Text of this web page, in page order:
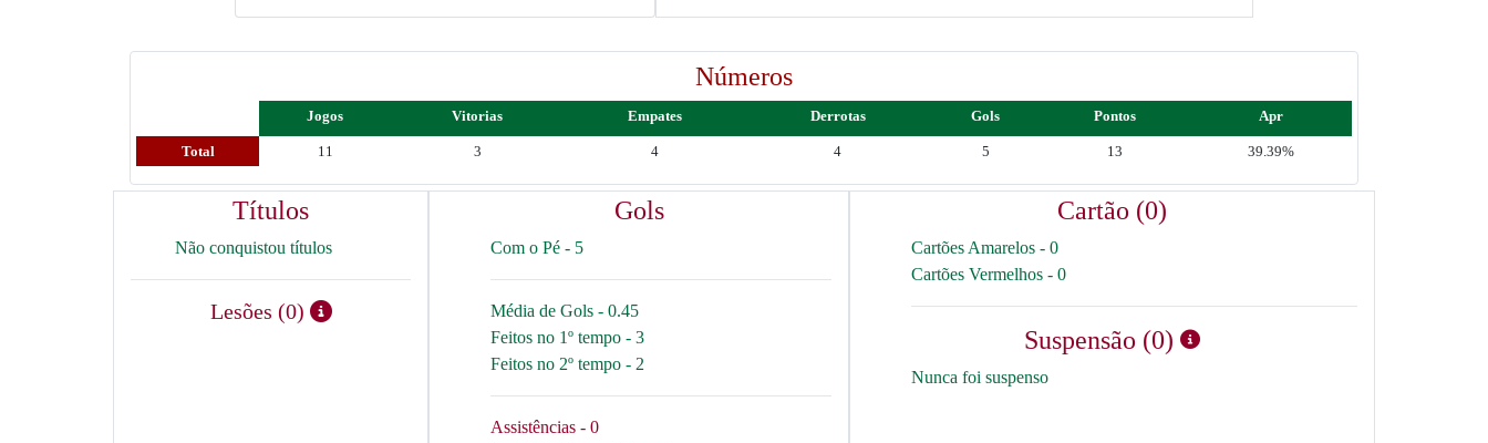
Números
Jogos Vitorias Empates Derrotas Gols Pontos Apr
Total 11 3 4 4 5 13 39.39%
Títulos
Não conquistou títulos
Lesões (0)
Gols
Com o Pé - 5
Média de Gols - 0.45
Feitos no 1º tempo - 3
Feitos no 2º tempo - 2
Assistências - 0
Cartão (0)
Cartões Amarelos - 0
Cartões Vermelhos - 0
Suspensão (0)
Nunca foi suspenso